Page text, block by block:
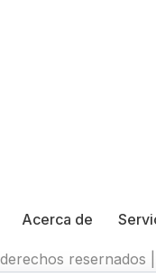
Acerca de
resernados